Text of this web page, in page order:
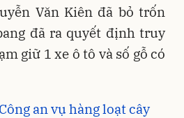
Văn Kiên đã bỏ trốn
đã ra quyết định truy
giữ 1 xe ô tô và số gỗ có
an vụ hàng loạt cây